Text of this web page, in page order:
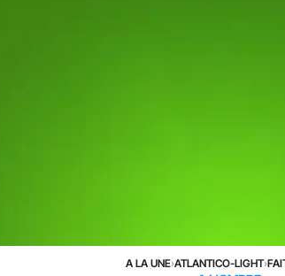
A LA UNE›ATLANTICO-LIGHT›